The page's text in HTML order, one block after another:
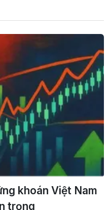
khoán Việt Nam
trọng